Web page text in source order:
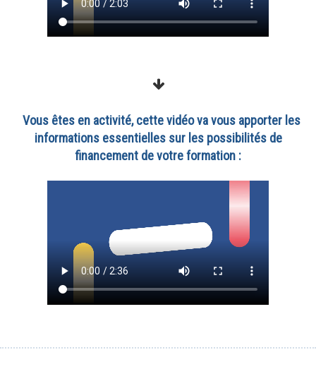
Vous êtes en activité, cette vidéo va vous apporter les
informations essentielles sur les possibilités de
financement de votre formation :